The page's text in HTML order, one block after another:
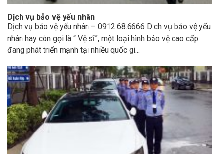
Dịch vụ bảo vệ yếu nhân
Dịch vụ bảo vệ yếu nhân – 0912.68.6666 Dịch vụ bảo vệ yếu
nhân hay còn gọi là “ Vệ sĩ”, một loại hình bảo vệ cao cấp
đang phát triển mạnh tại nhiều quốc gi...